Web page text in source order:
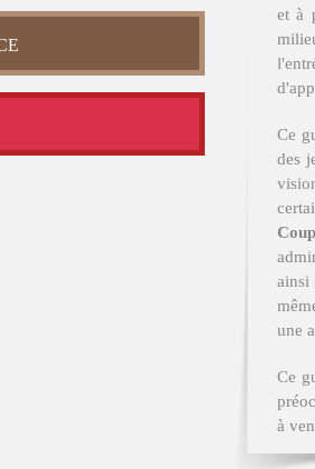
et à
Ce
des
ainsi
une
Ce
à